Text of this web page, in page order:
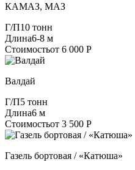
КАМАЗ, МАЗ
Г/П10 тонн
Длина6-8 м
Стоимостьот 6 000 Р
Валдай
Г/П5 тонн
Длина6 м
Стоимостьот 3 500 Р
Газель бортовая / «Катюша»